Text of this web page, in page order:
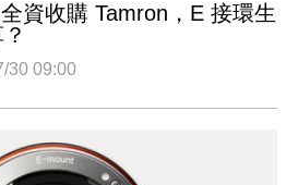
資收購 Tamron，E 接環生
30 09:00